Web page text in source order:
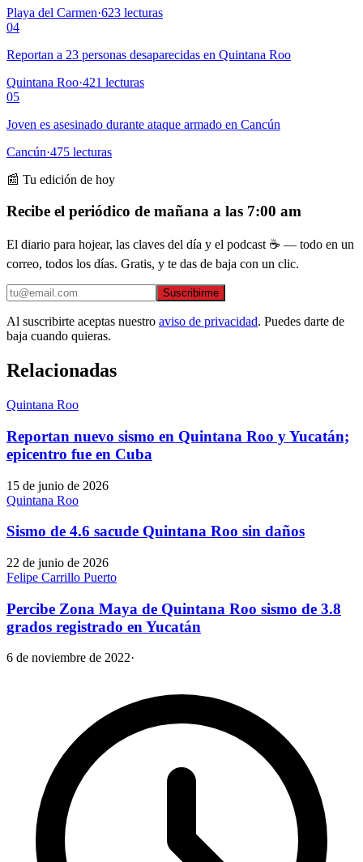
Playa del Carmen·623 lecturas
04
Reportan a 23 personas desaparecidas en Quintana Roo
Quintana Roo·421 lecturas
05
Joven es asesinado durante ataque armado en Cancún
Cancún·475 lecturas
📰 Tu edición de hoy
Recibe el periódico de mañana a las 7:00 am
El diario para hojear, las claves del día y el podcast ☕ — todo en un
correo, todos los días. Gratis, y te das de baja con un clic.
Suscribirme
Al suscribirte aceptas nuestro aviso de privacidad. Puedes darte de
baja cuando quieras.
Relacionadas
Quintana Roo
Reportan nuevo sismo en Quintana Roo y Yucatán;
epicentro fue en Cuba
15 de junio de 2026
Quintana Roo
Sismo de 4.6 sacude Quintana Roo sin daños
22 de junio de 2026
Felipe Carrillo Puerto
Percibe Zona Maya de Quintana Roo sismo de 3.8
grados registrado en Yucatán
6 de noviembre de 2022·